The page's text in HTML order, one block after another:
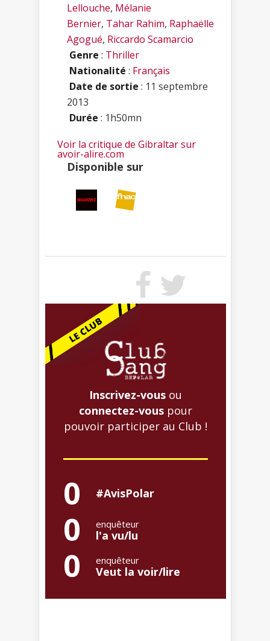
Lellouche, Mélanie
Bernier, Tahar Rahim, Raphaëlle
Agogué, Riccardo Scamarcio
Genre : Thriller
Nationalité : Français
Date de sortie : 11 septembre
2013
Durée : 1h50mn
Voir la critique de Gibraltar sur
avoir-alire.com
Disponible sur
Inscrivez-vous ou
connectez-vous pour
pouvoir participer au Club !
0 #AvisPolar
0 enquêteur
l'a vu/lu
0 enquêteur
Veut la voir/lire